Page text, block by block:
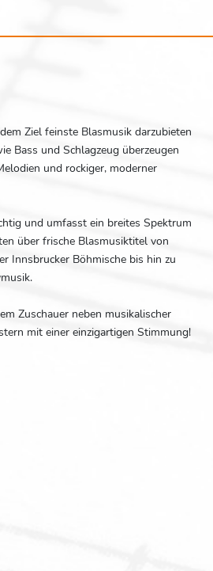
Ziel feinste Blasmusik darzubieten
Bass und Schlagzeug überzeugen
und rockiger, moderner
und umfasst ein breites Spektrum
über frische Blasmusiktitel von
Innsbrucker Böhmische bis hin zu
Zuschauer neben musikalischer
mit einer einzigartigen Stimmung!